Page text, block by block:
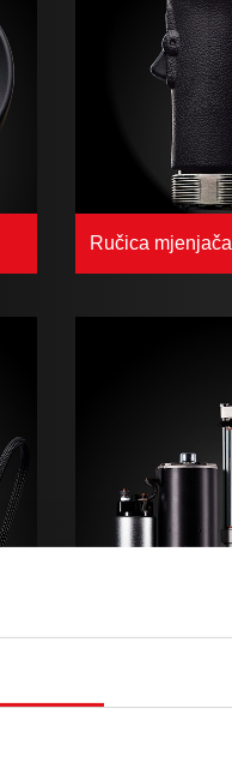
Ručica mjenjača